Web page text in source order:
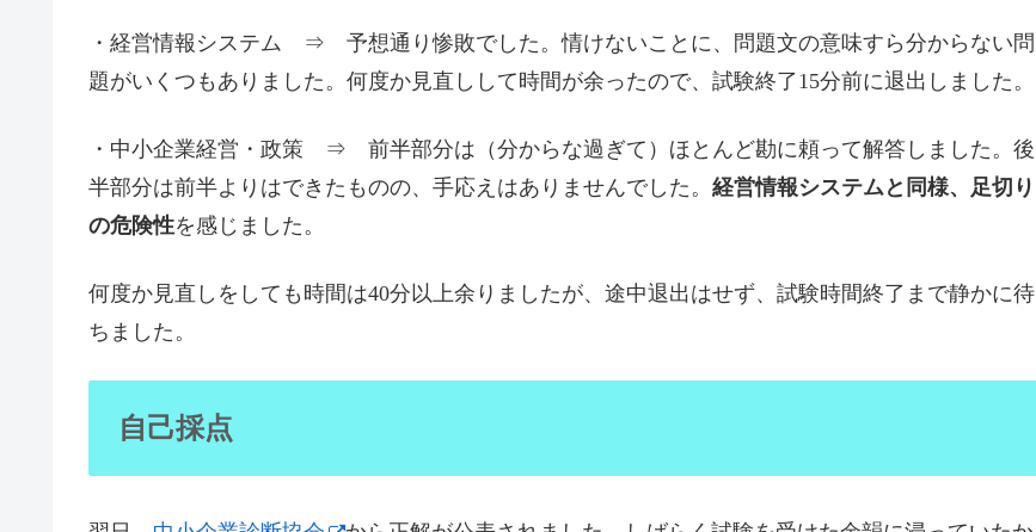
・経営情報システム ⇒ 予想通り惨敗でした。情けないことに、問題文の意味すら分からない問
題がいくつもありました。何度か見直しして時間が余ったので、試験終了15分前に退出しました。
・中小企業経営・政策 ⇒ 前半部分は（分からな過ぎて）ほとんど勘に頼って解答しました。後
半部分は前半よりはできたものの、手応えはありませんでした。 経営情報システムと同様、足切り
の危険性を感じました。
何度か見直しをしても時間は40分以上余りましたが、途中退出はせず、試験時間終了まで静かに待
ちました。
自己採点